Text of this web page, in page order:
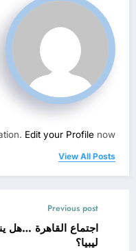
Edit your Profile now.
View All Posts
Previous post
اجتماع القاهرة …هل
ليبيا؟